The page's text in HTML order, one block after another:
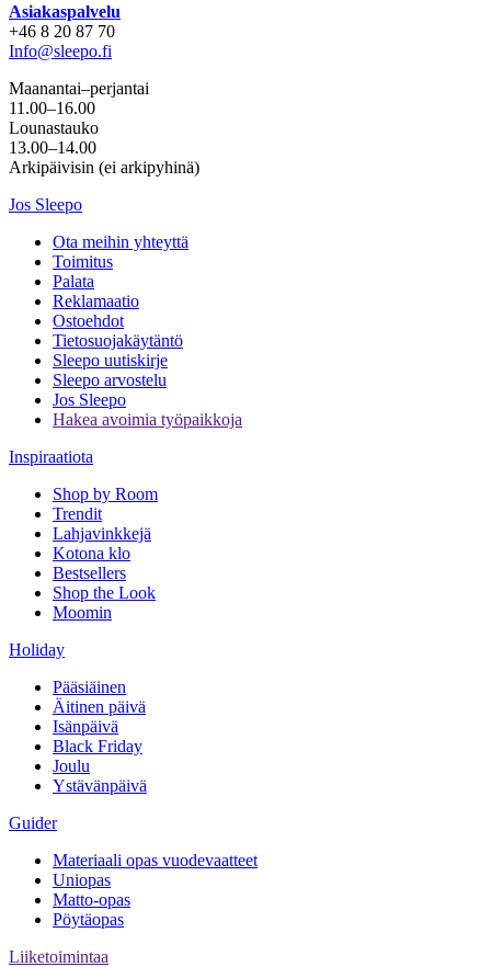
Asiakaspalvelu
+46 8 20 87 70
Info@sleepo.fi
Maanantai–perjantai
11.00–16.00
Lounastauko
13.00–14.00
Arkipäivisin (ei arkipyhinä)
Jos Sleepo
Ota meihin yhteyttä
Toimitus
Palata
Reklamaatio
Ostoehdot
Tietosuojakäytäntö
Sleepo uutiskirje
Sleepo arvostelu
Jos Sleepo
Hakea avoimia työpaikkoja
Inspiraatiota
Shop by Room
Trendit
Lahjavinkkejä
Kotona klo
Bestsellers
Shop the Look
Moomin
Holiday
Pääsiäinen
Äitinen päivä
Isänpäivä
Black Friday
Joulu
Ystävänpäivä
Guider
Materiaali opas vuodevaatteet
Uniopas
Matto-opas
Pöytäopas
Liiketoimintaa